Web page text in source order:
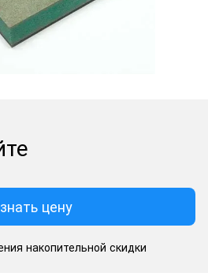
цену
накопительной скидки